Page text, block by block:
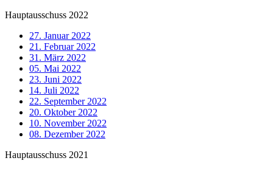
Hauptausschuss 2022
27. Januar 2022
21. Februar 2022
31. März 2022
05. Mai 2022
23. Juni 2022
14. Juli 2022
22. September 2022
20. Oktober 2022
10. November 2022
08. Dezember 2022
Hauptausschuss 2021